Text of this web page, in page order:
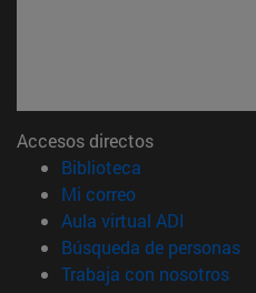
Accesos directos
Biblioteca
Mi correo(abre en nueva
Aula virtual ADI
Búsqueda de personas
Trabaja con nosotros